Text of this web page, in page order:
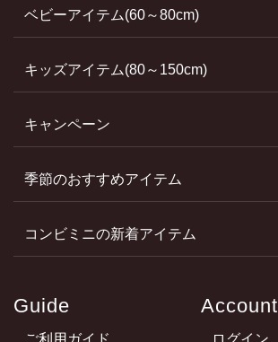
ベビーアイテム(60～80cm)
キッズアイテム(80～150cm)
キャンペーン
季節のおすすめアイテム
コンビミニの新着アイテム
Guide
ご利用ガイド
Account
ログイン